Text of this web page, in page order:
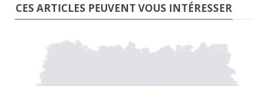
CES ARTICLES PEUVENT VOUS INTÉRESSER